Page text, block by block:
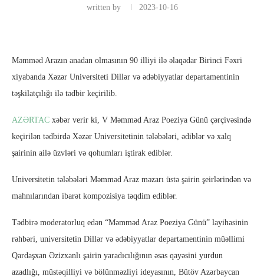
written by 2023-10-16
Məmməd Arazın anadan olmasının 90 illiyi ilə əlaqədar Birinci Fəxri
xiyabanda Xəzər Universiteti Dillər və ədəbiyyatlar departamentinin
təşkilatçılığı ilə tədbir keçirilib.
AZƏRTAC xəbər verir ki, V Məmməd Araz Poeziya Günü çərçivəsində
keçirilən tədbirdə Xəzər Universitetinin tələbələri, ədiblər və xalq
şairinin ailə üzvləri və qohumları iştirak ediblər.
Universitetin tələbələri Məmməd Araz məzarı üstə şairin şeirlərindən və
mahnılarından ibarət kompozisiya təqdim ediblər.
Tədbirə moderatorluq edən “Məmməd Araz Poeziya Günü” layihəsinin
rəhbəri, universitetin Dillər və ədəbiyyatlar departamentinin müəllimi
Qardaşxan Əzizxanlı şairin yaradıcılığının əsas qayəsini yurdun
azadlığı, müstəqilliyi və bölünməzliyi ideyasının, Bütöv Azərbaycan